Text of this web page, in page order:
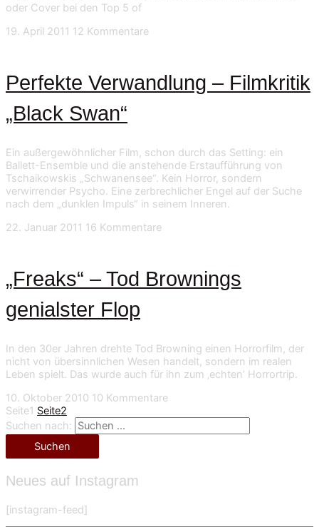
oder Cover bei den Top 5 of
19. April 2011 12 Kommentare
Perfekte Verwandlung – Filmkritik
„Black Swan“
Ein außergewöhnlicher Film, schon durch das Setting: ein
Ballett-Ensemble und die anstehende Erstaufführung von
Tschaikowskis „Schwanensee“. Kein Horror, sondern
verwirrender Psycho. Eine zerbrechlicher Engel auf der Suche
nach dem „dunklen Impuls“ in seinem Inneren.
22. Januar 2011 16 Kommentare
„Freaks“ – Tod Brownings
genialster Flop
In den 30er Jahren drehte Tod Browning einen Horrorfilm, der
nicht von übersinnlichen Wesen handelt, sondern im realen
Leben spielt. Das wurde auch für ihn zum ‚echten’ Horrortrip.
10. Oktober 2010 10 Kommentare
Seite1 Seite2
Suchen nach:
Neues auf Instagram
[instagram-feed]